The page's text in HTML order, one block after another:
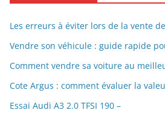
Les erreurs à éviter lors de la vente
Vendre son véhicule : guide rapide
Comment vendre sa voiture au
Cote Argus : comment évaluer la
Essai Audi A3 2.0 TFSI 190 –